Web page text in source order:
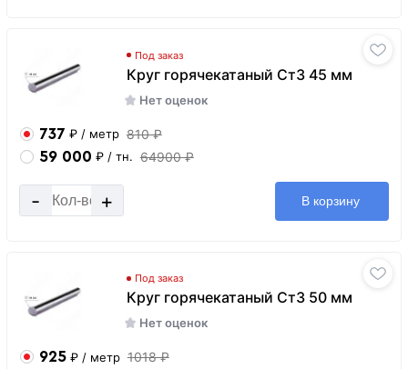
Под заказ
Круг горячекатаный Ст3 45 мм
Нет оценок
737 ₽ / метр 810 ₽
59 000 ₽ / тн. 64900 ₽
- + В корзину
Под заказ
Круг горячекатаный Ст3 50 мм
Нет оценок
925 ₽ / метр 1018 ₽